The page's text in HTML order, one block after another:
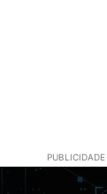
PUBLICIDADE